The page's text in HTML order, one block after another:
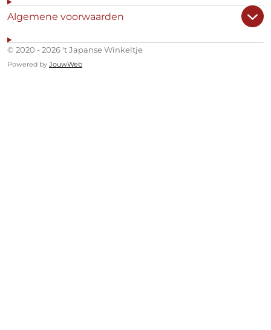
Algemene voorwaarden
© 2020 - 2026 't Japanse Winkeltje
Powered by JouwWeb